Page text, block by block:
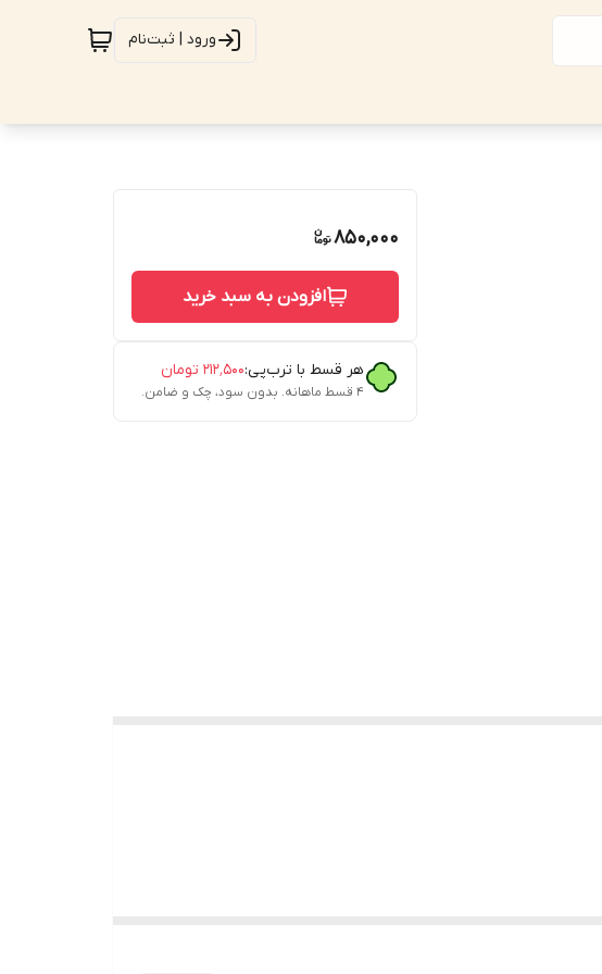
ورود | ثبت‌نام
850,000
افزودن به سبد خرید
هر قسط با ترب‌پی:۲۱۲٬۵۰۰ تومان
۴ قسط ماهانه. بدون سود، چک و ضامن.